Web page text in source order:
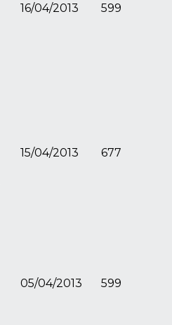
16/04/2013 599
15/04/2013 677
05/04/2013 599